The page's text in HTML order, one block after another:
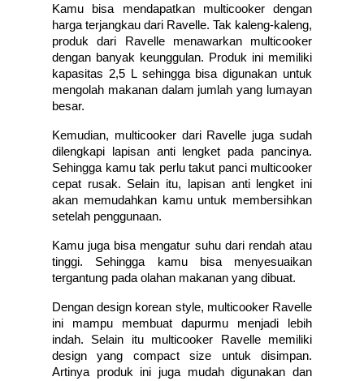
Kamu bisa mendapatkan multicooker dengan
harga terjangkau dari Ravelle. Tak kaleng-kaleng,
produk dari Ravelle menawarkan multicooker
dengan banyak keunggulan. Produk ini memiliki
kapasitas 2,5 L sehingga bisa digunakan untuk
mengolah makanan dalam jumlah yang lumayan
besar.
Kemudian, multicooker dari Ravelle juga sudah
dilengkapi lapisan anti lengket pada pancinya.
Sehingga kamu tak perlu takut panci multicooker
cepat rusak. Selain itu, lapisan anti lengket ini
akan memudahkan kamu untuk membersihkan
setelah penggunaan.
Kamu juga bisa mengatur suhu dari rendah atau
tinggi. Sehingga kamu bisa menyesuaikan
tergantung pada olahan makanan yang dibuat.
Dengan design korean style, multicooker Ravelle
ini mampu membuat dapurmu menjadi lebih
indah. Selain itu multicooker Ravelle memiliki
design yang compact size untuk disimpan.
Artinya produk ini juga mudah digunakan dan